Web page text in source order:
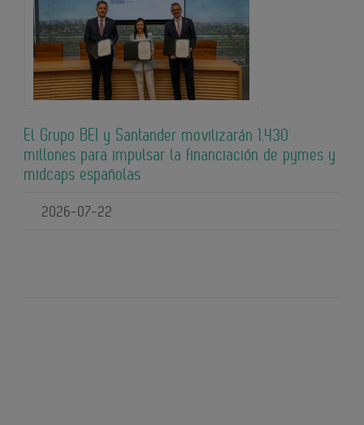
El Grupo BEI y Santander movilizarán 1.430
millones para impulsar la financiación de pymes y
midcaps españolas
2026-07-22